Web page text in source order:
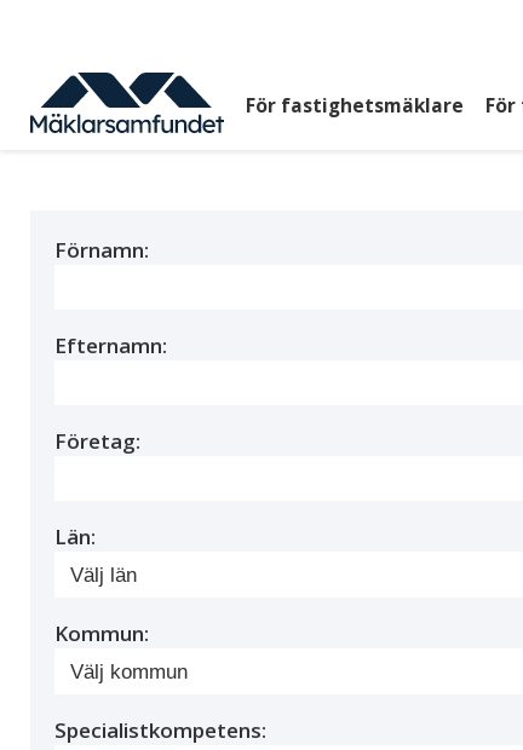
huvudinnehåll
Huvudmeny
För fastighetsmäklare
Förnamn:
Efternamn:
Företag:
Län:
Kommun:
Specialistkompetens: